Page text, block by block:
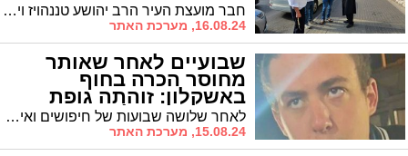
חבר מועצת העיר הרב יהושע טננהויז ויו"ר מינהלת רובע ז' הרב אברהם לייבוביץ, סיירו אתמול ברחובות רובע ז' עם יוסי סבן מנהל מחלקת פיתוח סביבתי אגף הנטיעות עיריית אשדוד במטרה לבחון שתילת עצים ברחובות ראשיים ברובע ז' שיקלו על התושבים מפני השמש הקופחת
16.08.24, מערכת האתר
שבועיים לאחר שאותר
מחוסר הכרה בחוף
באשקלון: זוהתה גופת
הנעדר ישראל מאיר פרי לאחר שלושה שבועות של חיפושים ואי וודאות סביב היעלמותו ושבועיים לאחר שנפלט בחוף הנפרד באשקלון כשהוא מחוסר הכרה, זוהתה גופתו של ישראל מאיר פרי מגבעת זאב, צעיר כבן 21 שנעדר מביתו
15.08.24, מערכת האתר